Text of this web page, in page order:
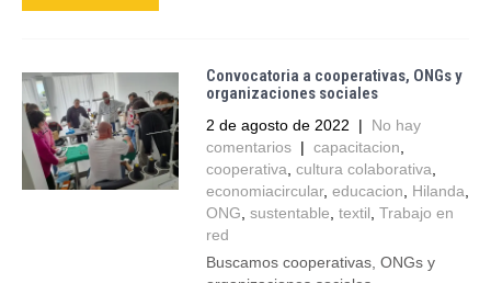
Convocatoria a cooperativas, ONGs y
organizaciones sociales
2 de agosto de 2022 | No hay
comentarios | capacitacion
cooperativa cultura colaborativa
economiacircular, educacion Hilanda
ONG sustentable textil Trabajo en
red
Buscamos cooperativas, ONGs y